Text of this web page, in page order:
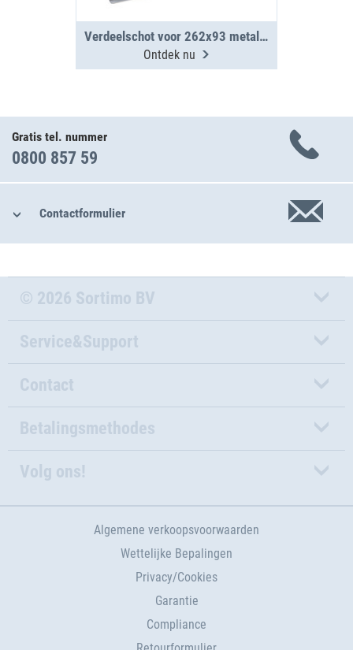
Verdeelschot voor 262x93 metalen koffers WM 330/331
Ontdek nu
Gratis tel. nummer
0800 857 59
Contactformulier
© 2026 Sortimo BV
Service&Support
Contact
Betalingsmethodes
Volg ons!
Algemene verkoopsvoorwaarden
Wettelijke Bepalingen
Privacy/Cookies
Garantie
Compliance